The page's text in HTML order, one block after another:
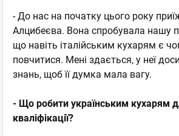
- До нас на початку цього року
Алцибеєва. Вона спробувала нашу
що навіть італійським кухарям є
повчитися. Мені здається, у неї
знань, щоб її думка мала вагу.
- Що робити українським кухарям
кваліфікації?